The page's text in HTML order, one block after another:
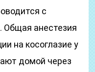
с
анестезия
на косоглазие у
домой через